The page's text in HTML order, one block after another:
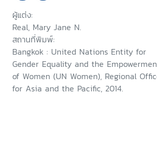
justice : summary of
proceedings September 2013,
Bangkok, Thailand
ผู้แต่ง:
Real, Mary Jane N.
สถานที่พิมพ์:
Bangkok : United Nations Entity for
Gender Equality and the
of Women (UN Women), Regional
for Asia and the Pacific, 2014.